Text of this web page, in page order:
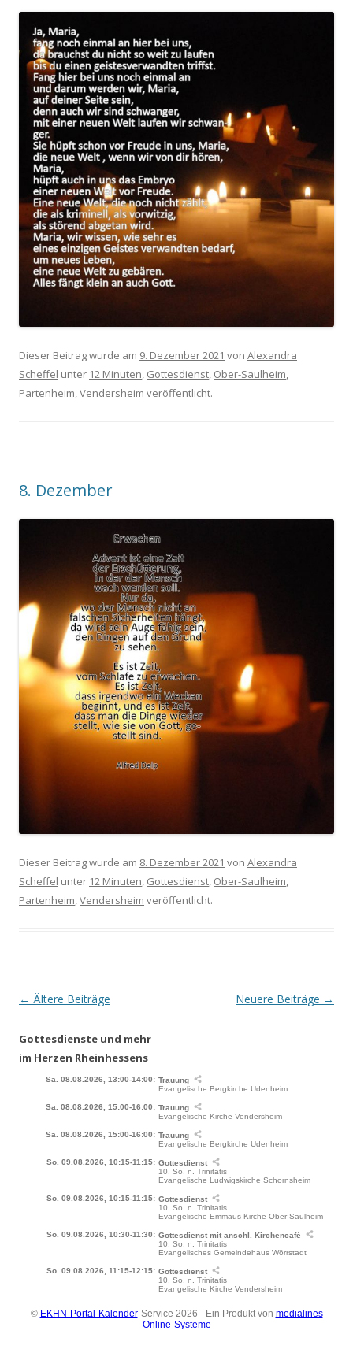
Dieser Beitrag wurde am 9. Dezember 2021 von Alexandra
Scheffel unter 12 Minuten, Gottesdienst, Ober-Saulheim,
Partenheim,Vendersheim veröffentlicht.
8. Dezember
Dieser Beitrag wurde am 8. Dezember 2021 von Alexandra
Scheffel unter 12 Minuten, Gottesdienst, Ober-Saulheim,
Partenheim,Vendersheim veröffentlicht.
Beitrags-
← Ältere Beiträge Neuere Beiträge →
Gottesdienste und mehr
im Herzen Rheinhessens